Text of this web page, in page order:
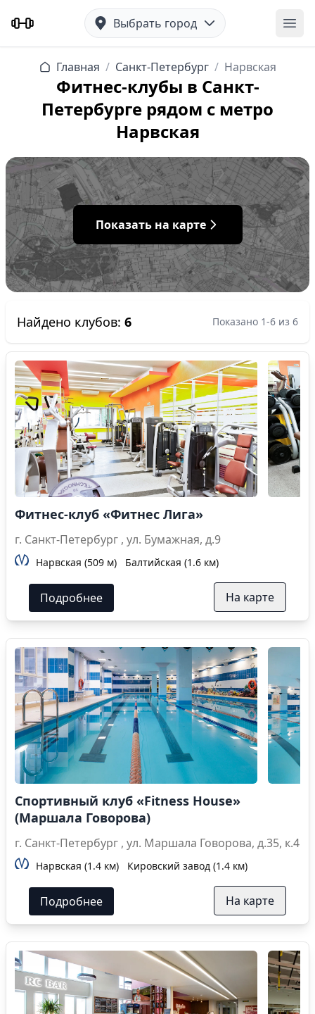
Выбрать город
Главная / Санкт-Петербург / Нарвская
Фитнес-клубы в Санкт-
Петербурге рядом с метро
Нарвская
Показать на карте
Найдено клубов: 6 Показано 1-6 из 6
Фитнес-клуб «Фитнес Лига»
г. Санкт-Петербург , ул. Бумажная, д.9
Нарвская (509 м) Балтийская (1.6 км)
Подробнее На карте
Спортивный клуб «Fitness House»
(Маршала Говорова)
г. Санкт-Петербург , ул. Маршала Говорова, д.35, к.4
Нарвская (1.4 км) Кировский завод (1.4 км)
Подробнее На карте